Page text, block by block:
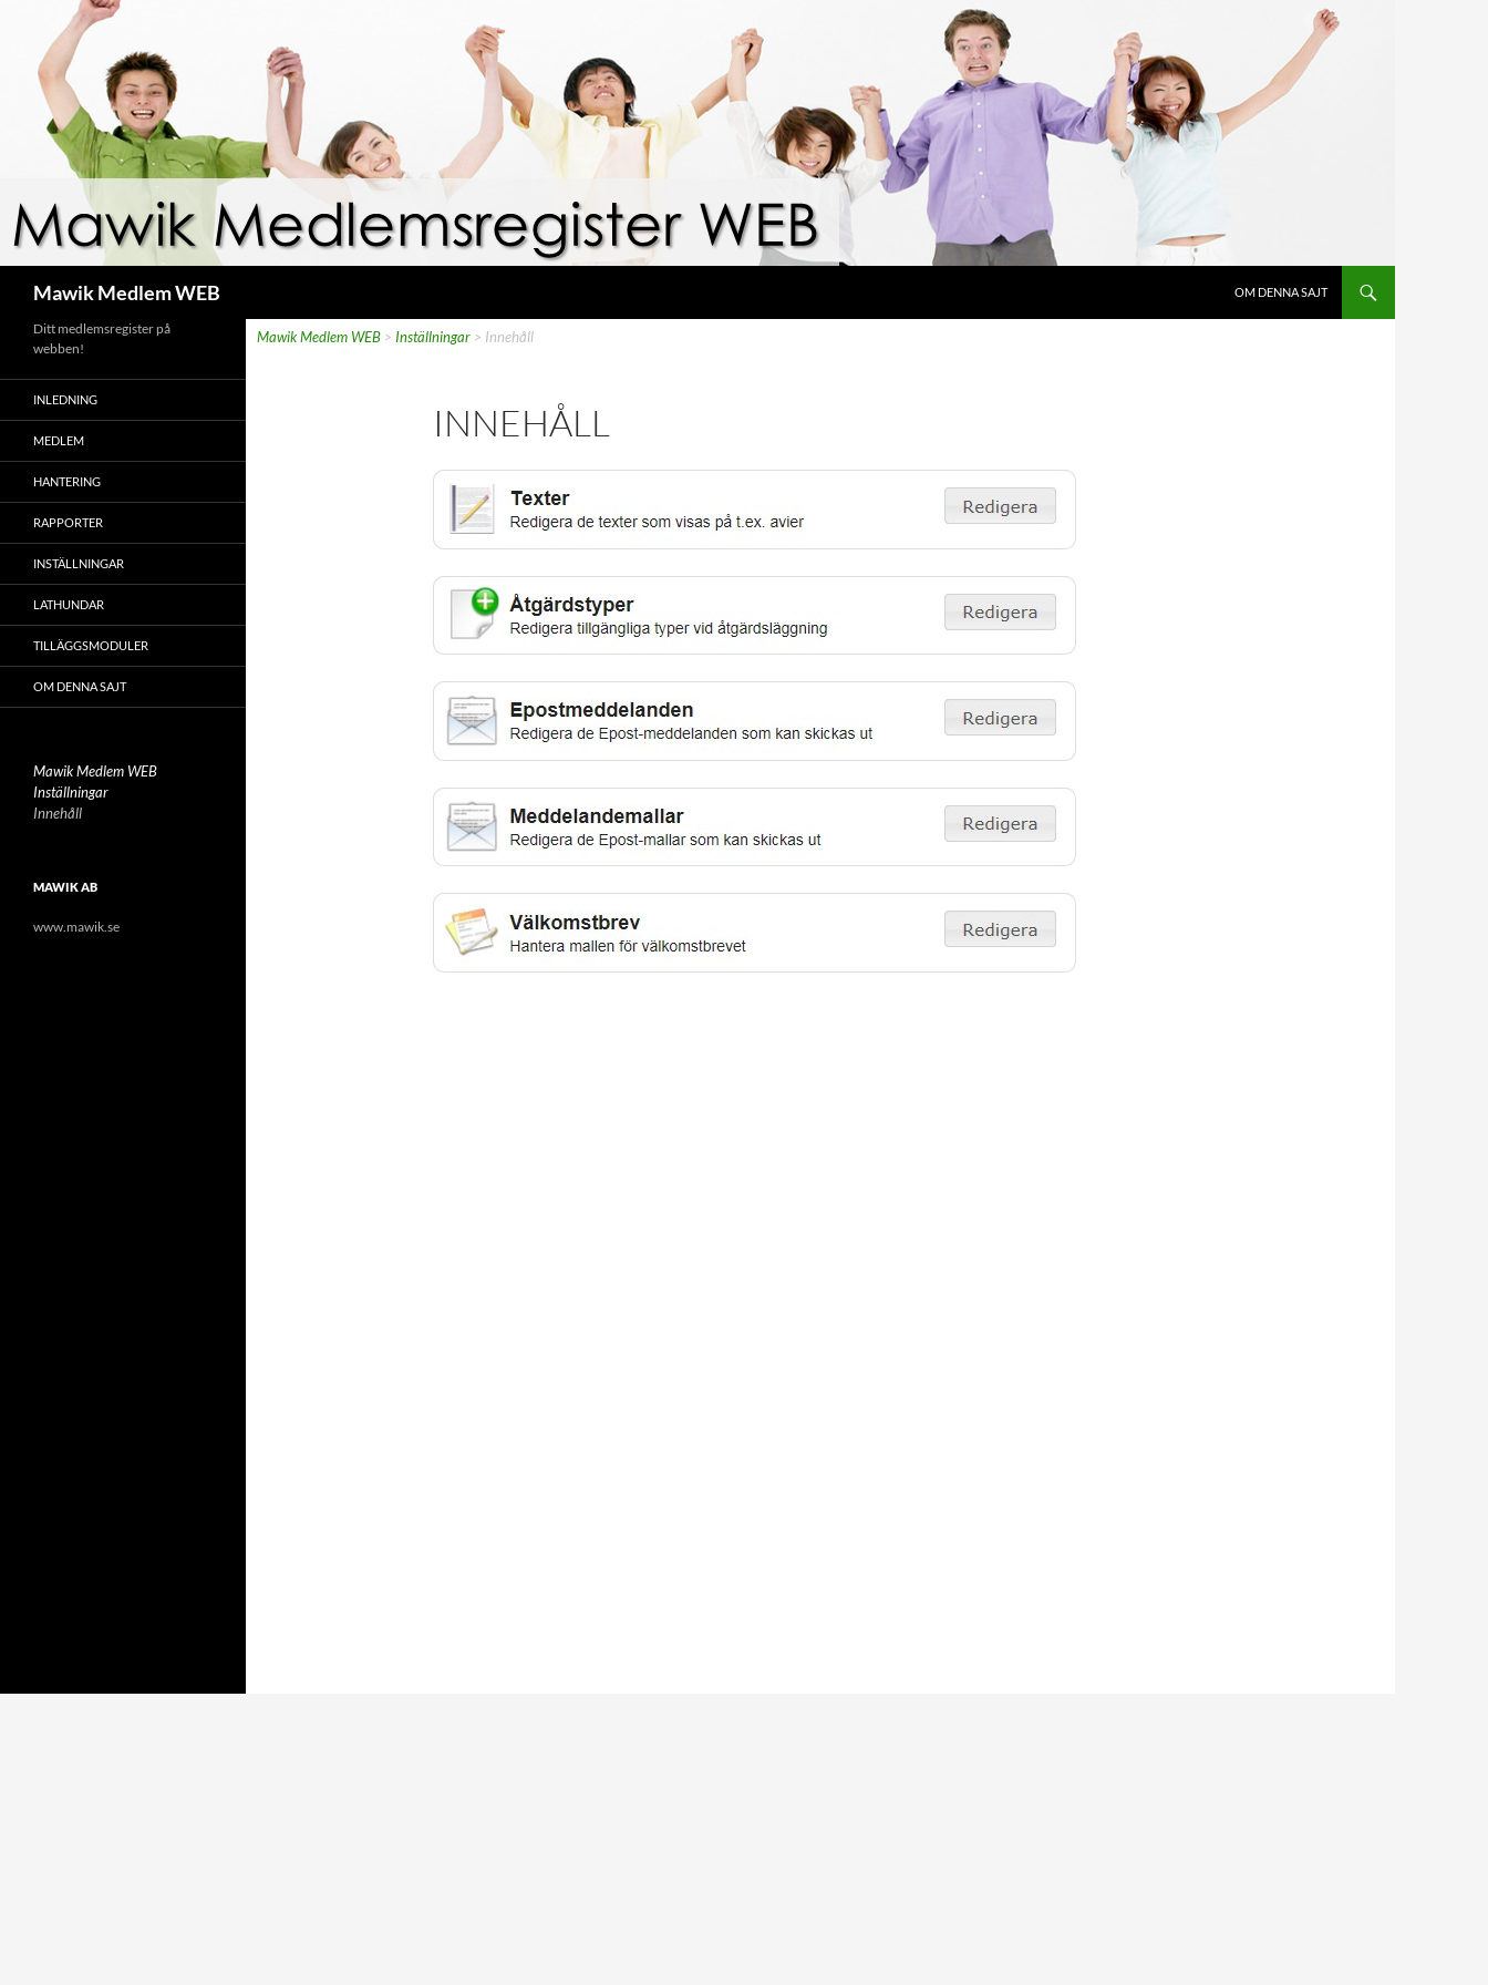
innehåll
Mawik Medlem WEB OM DENNA SAJT
Mawik Medlem WEB > Inställningar > Innehåll
INNEHÅLL
Ditt medlemsregister på
webben!
INLEDNING
MEDLEM
HANTERING
RAPPORTER
INSTÄLLNINGAR
LATHUNDAR
TILLÄGGSMODULER
OM DENNA SAJT
Mawik Medlem WEB
Inställningar
Innehåll
MAWIK AB
www.mawik.se